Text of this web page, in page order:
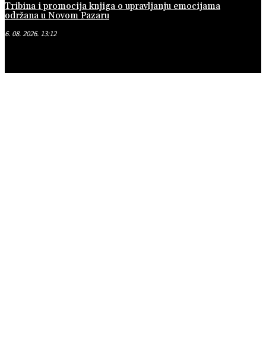
Tribina i promocija knjiga o upravljanju emocijama
održana u Novom Pazaru
6. 08. 2026. 13:12